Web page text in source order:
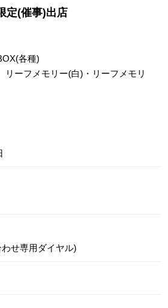
定(催事)出店
各種)
ーフメモリー(白)・リーフメモリ
せ専用ダイヤル)